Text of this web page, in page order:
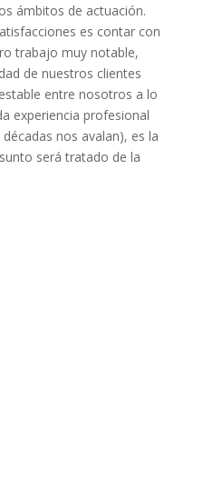
ámbitos de actuación.
es contar con
trabajo muy notable,
de nuestros clientes
entre nosotros a lo
experiencia profesional
nos avalan), es la
será tratado de la